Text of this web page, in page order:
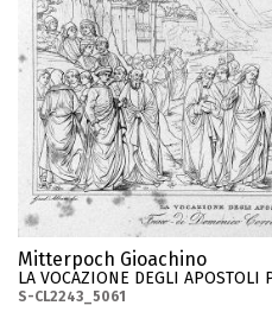
Mitterpoch Gioachino
LA VOCAZIONE DEGLI APOSTOLI
S-CL2243_5061